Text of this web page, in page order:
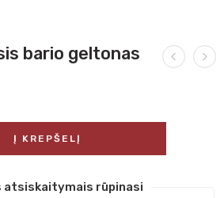
bario geltonas
Į KREPŠELĮ
atsiskaitymais rūpinasi